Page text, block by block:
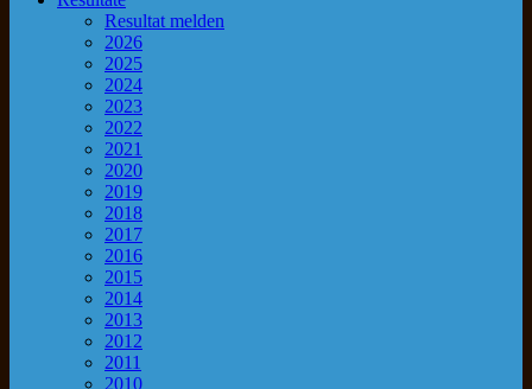
Resultat melden
2026
2025
2024
2023
2022
2021
2020
2019
2018
2017
2016
2015
2014
2013
2012
2011
2010